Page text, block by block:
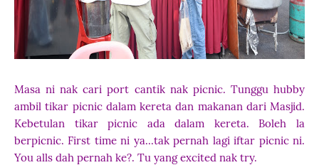
Masa ni nak cari port cantik nak picnic. Tunggu hubby
ambil tikar picnic dalam kereta dan makanan dari Masjid.
Kebetulan tikar picnic ada dalam kereta. Boleh la
berpicnic. First time ni ya...tak pernah lagi iftar picnic ni.
You alls dah pernah ke?. Tu yang excited nak try.